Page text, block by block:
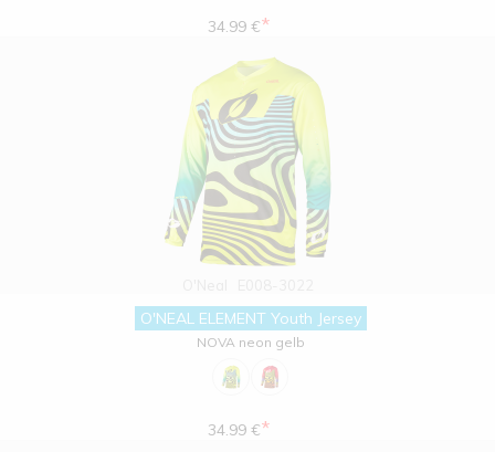
34.99 €*
O'NEAL ELEMENT Youth Jersey
NOVA neon gelb
34.99 €*